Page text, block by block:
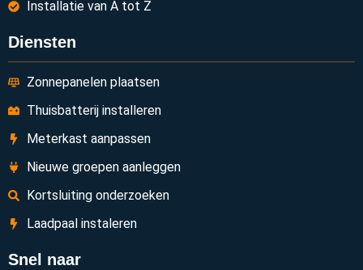
Installatie van A tot Z
Diensten
Zonnepanelen plaatsen
Thuisbatterij installeren
Meterkast aanpassen
Nieuwe groepen aanleggen
Kortsluiting onderzoeken
Laadpaal instaleren
Snel naar